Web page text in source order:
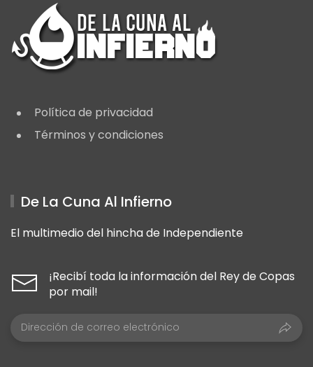
Política de privacidad
Términos y condiciones
De La Cuna Al Infierno
El multimedio del hincha de Independiente
¡Recibí toda la información del Rey de Copas
por mail!